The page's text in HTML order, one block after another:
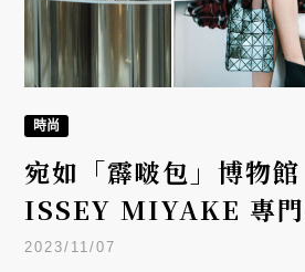
時尚
宛如「霹啵包」博物
ISSEY MIYAKE 專門
2023/11/07